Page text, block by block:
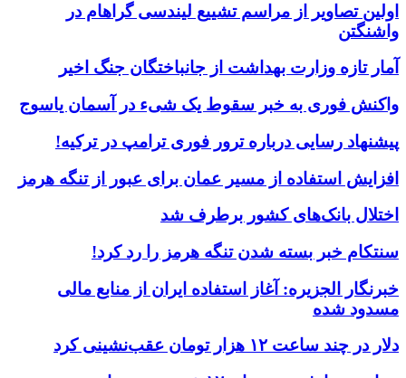
اولین تصاویر از مراسم تشییع لیندسی گراهام در
واشنگتن
آمار تازه وزارت بهداشت از جانباختگان جنگ اخیر
واکنش فوری به خبر سقوط یک شیء در آسمان یاسوج
پیشنهاد رسایی درباره ترور فوری ترامپ در ترکیه!
افزایش استفاده از مسیر عمان برای عبور از تنگه هرمز
اختلال بانک‌های کشور برطرف شد
سنتکام خبر بسته شدن تنگه هرمز را رد کرد!
خبرنگار الجزیره: آغاز استفاده ایران از منابع مالی
مسدود شده
دلار در چند ساعت ۱۲ هزار تومان عقب‌نشینی کرد